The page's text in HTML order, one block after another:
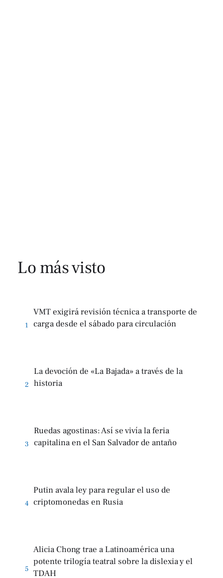
Lo más visto
1
VMT exigirá revisión técnica a transporte de
carga desde el sábado para circulación
2
La devoción de «La Bajada» a través de la
historia
3
Ruedas agostinas: Así se vivía la feria
capitalina en el San Salvador de antaño
4
Putin avala ley para regular el uso de
criptomonedas en Rusia
5
Alicia Chong trae a Latinoamérica una
potente trilogía teatral sobre la dislexia y el
TDAH